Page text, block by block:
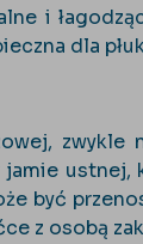
i
dla
zwykle
ustnej,
być
z osobą